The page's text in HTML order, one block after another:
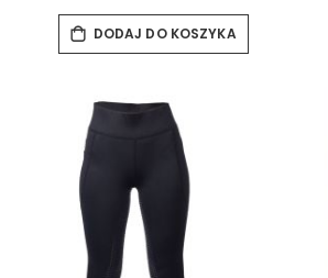
DODAJ DO KOSZYKA